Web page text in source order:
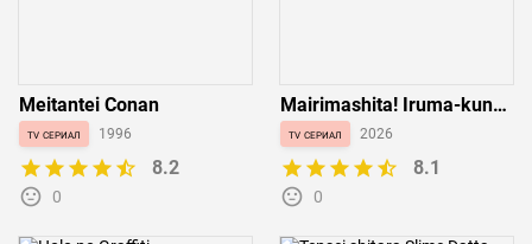
Meitantei Conan
tv сериал 1996
8.2
0
Mairimashita! Iruma-kun
4th Season
tv сериал 2026
8.1
0